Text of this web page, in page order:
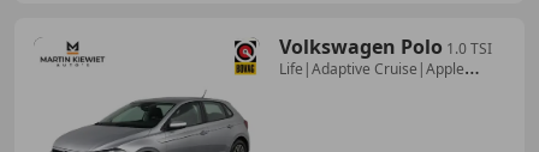
Volkswagen Polo 1.0 TSI
Life|Adaptive Cruise|Apple